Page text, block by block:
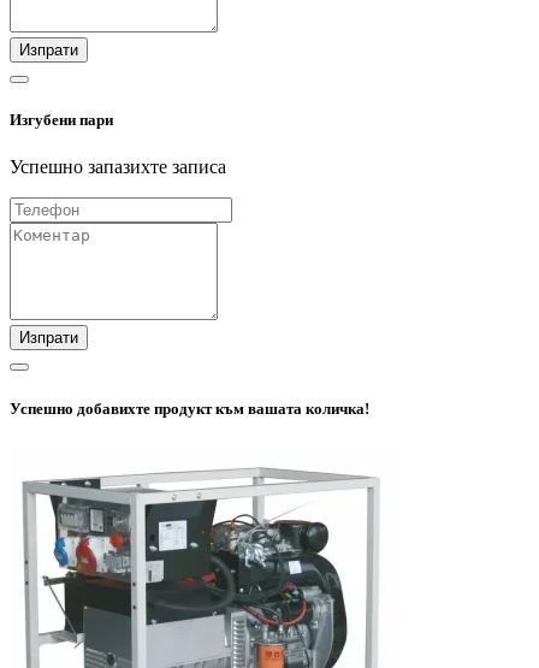
Изпрати
Изгубени пари
Успешно запазихте записа
Изпрати
Успешно добавихте продукт към вашата количка!